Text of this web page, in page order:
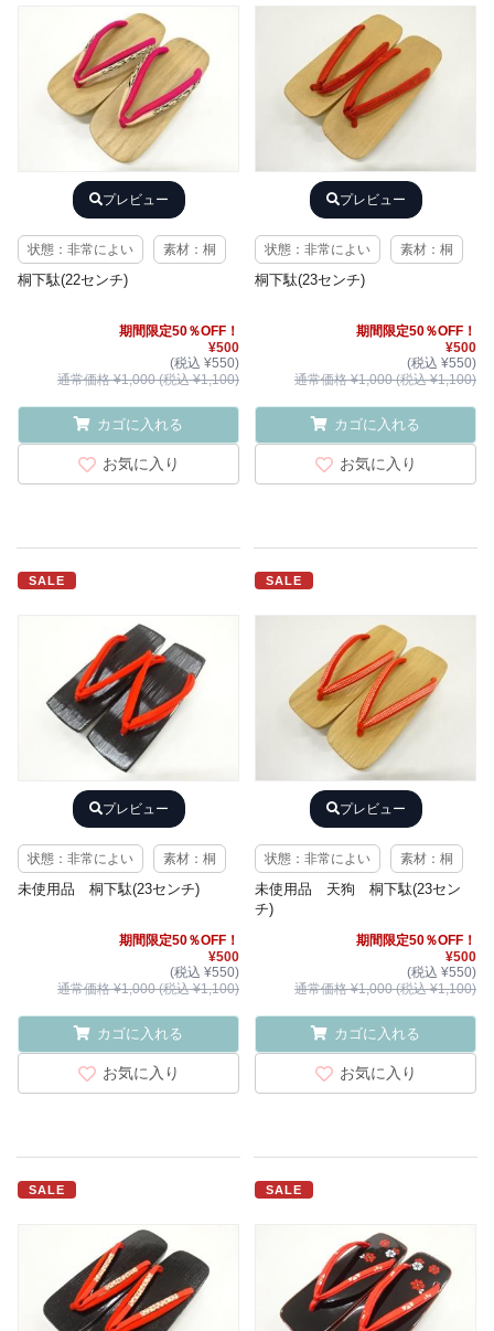
プレビュー
状態：非常によい 素材：桐
桐下駄(22センチ)
期間限定50％OFF！
¥500
(税込 ¥550)
通常価格 ¥1,000 (税込 ¥1,100)
カゴに入れる
お気に入り
プレビュー
状態：非常によい 素材：桐
桐下駄(23センチ)
期間限定50％OFF！
¥500
(税込 ¥550)
通常価格 ¥1,000 (税込 ¥1,100)
カゴに入れる
お気に入り
SALE
プレビュー
状態：非常によい 素材：桐
未使用品 桐下駄(23センチ)
期間限定50％OFF！
¥500
(税込 ¥550)
通常価格 ¥1,000 (税込 ¥1,100)
カゴに入れる
お気に入り
SALE
プレビュー
状態：非常によい 素材：桐
未使用品 天狗 桐下駄(23セン
チ)
期間限定50％OFF！
¥500
(税込 ¥550)
通常価格 ¥1,000 (税込 ¥1,100)
カゴに入れる
お気に入り
SALE SALE